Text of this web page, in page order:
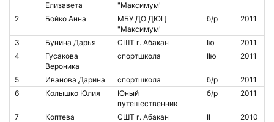
Елизавета
"Максимум"
2 Бойко Анна
МБУ ДО ДЮЦ
"Максимум"
б/р 2011
3 Бунина Дарья СШТ г. Абакан Iю
2011
4
Гусакова
Вероника
спортшкола IIю 2011
5 Иванова Дарина спортшкола б/р
2011
6
Колышко Юлия
Юный
путешественник
б/р 2011
7
Коптева
СШТ г. Абакан II 2010